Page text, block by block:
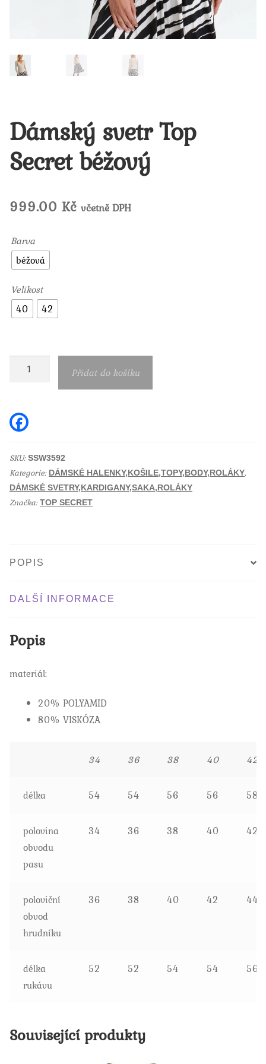
Dámský svetr Top
Secret béžový
999.00 Kč včetně DPH
Barva
béžová
Velikost
40
42
Dámský
Secret
béžový
Přidat do košíku
b
o
o
k
SKU:SSW3592
Kategorie: DÁMSKÉ HALENKY,KOŠILE,TOPY,BODY,ROLÁKY,
DÁMSKÉ SVETRY,KARDIGANY,SAKA,ROLÁKY
Značka:TOP SECRET
POPIS
DALŠÍ INFORMACE
Popis
materiál:
20% POLYAMID
80% VISKÓZA
34 36 38 40 42
délka 54 54 56 56 58
polovina
obvodu
pasu
34 36 38 40 42
poloviční
obvod
hrudníku
36 38 40 42 44
délka
rukávu
52 52 54 54 56
Související produkty